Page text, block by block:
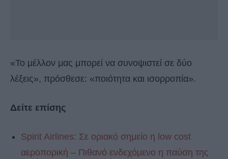
«Το μέλλον μας μπορεί να συνοψιστεί σε δύο
λέξεις», πρόσθεσε: «ποιότητα και ισορροπία».
Δείτε επίσης
Spirit Airlines: Σε οριακό σημείο η low cost
αεροπορική – Πιθανό ενδεχόμενο η παύση της